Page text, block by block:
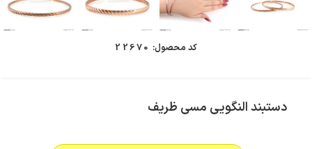
کد محصول: 22670
دستبند النگویی مسی ظریف